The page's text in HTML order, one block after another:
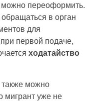
можно переоформить.
в орган
для
первой подаче,
ходатайство
можно
мигрант уже не